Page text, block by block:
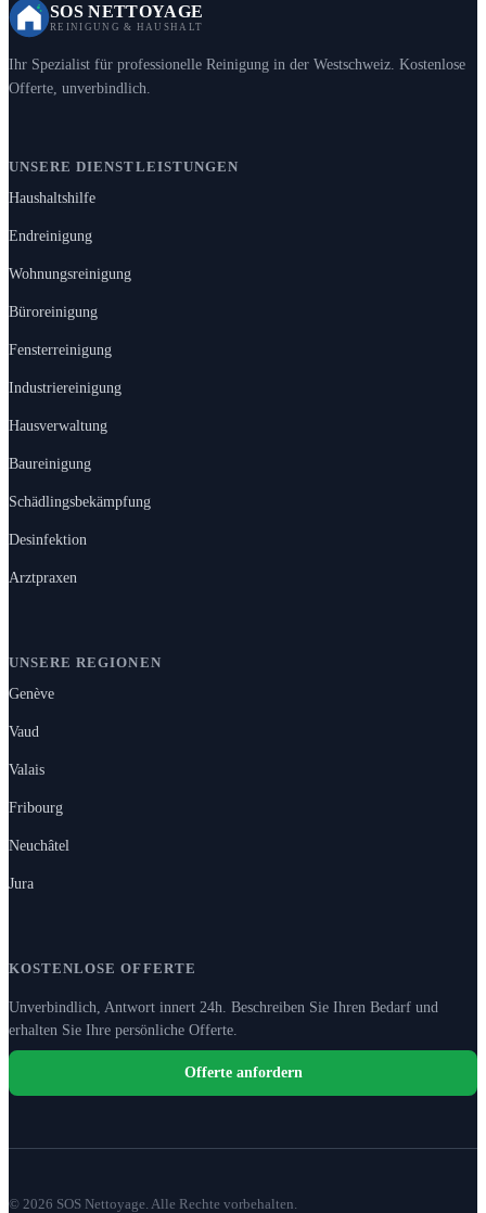
SOS NETTOYAGE
REINIGUNG & HAUSHALT
Ihr Spezialist für professionelle Reinigung in der Westschweiz. Kostenlose
Offerte, unverbindlich.
UNSERE DIENSTLEISTUNGEN
Haushaltshilfe
Endreinigung
Wohnungsreinigung
Büroreinigung
Fensterreinigung
Industriereinigung
Hausverwaltung
Baureinigung
Schädlingsbekämpfung
Desinfektion
Arztpraxen
UNSERE REGIONEN
Genève
Vaud
Valais
Fribourg
Neuchâtel
Jura
KOSTENLOSE OFFERTE
Unverbindlich, Antwort innert 24h. Beschreiben Sie Ihren Bedarf und
erhalten Sie Ihre persönliche Offerte.
Offerte anfordern
© 2026 SOS Nettoyage. Alle Rechte vorbehalten.